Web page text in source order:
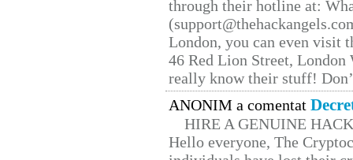
through their hotline at:
London, you can even visit
46 Red Lion Street, London
really know their stuff!
ANONIM a comentat
HIRE A GENUINE
Hello everyone, The